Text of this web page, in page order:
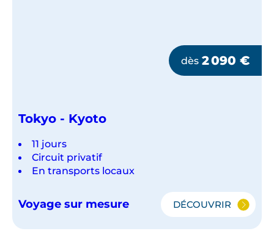
dès 2 090 €
Tokyo - Kyoto
11 jours
Circuit privatif
En transports locaux
Voyage sur mesure DÉCOUVRIR
TOKYO